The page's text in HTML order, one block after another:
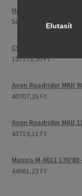
Heidenau 5.00 - 16 76P
56275,76 Ft
CST C-186 3.00 - 23
107175,30 Ft
Avon Roadrider MKII
40707,26 Ft
Avon Roadrider MKII
43719,11 Ft
Maxxis M-6011 170/
44661,23 Ft
Elutasít